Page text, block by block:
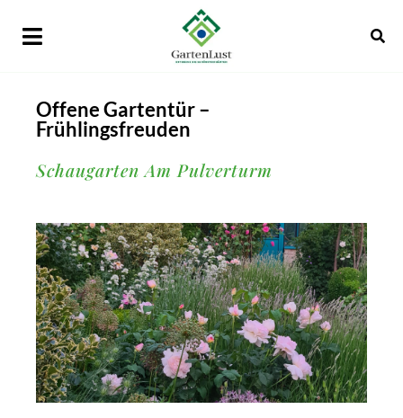
Offene Gartentür –
Frühlingsfreuden
Schaugarten Am Pulverturm